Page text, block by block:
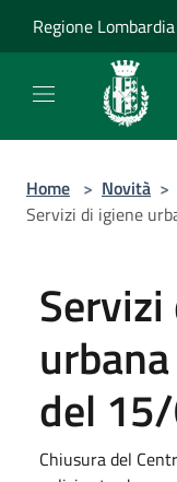
Regione Lombardia
Home > Novità >
Servizi di igiene
del
Chiusura del